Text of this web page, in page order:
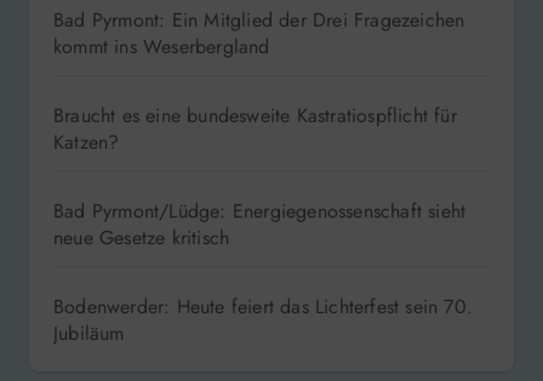
Bad Pyrmont: Ein Mitglied der Drei Fragezeichen
kommt ins Weserbergland
Braucht es eine bundesweite Kastratiospflicht für
Katzen?
Bad Pyrmont/Lüdge: Energiegenossenschaft sieht
neue Gesetze kritisch
Bodenwerder: Heute feiert das Lichterfest sein 70.
Jubiläum